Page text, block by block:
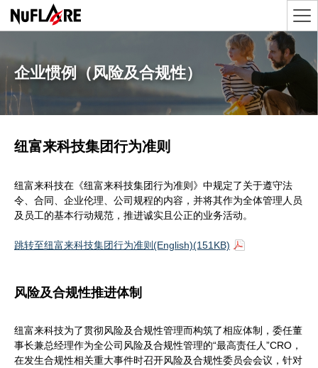
企业惯例（风险及合规性）
纽富来科技集团行为准则
纽富来科技在《纽富来科技集团行为准则》中规定了关于遵守法
令、合同、企业伦理、公司规程的内容，并将其作为全体管理人员
及员工的基本行动规范，推进诚实且公正的业务活动。
跳转至纽富来科技集团行为准则(English)(151KB)
风险及合规性推进体制
纽富来科技为了贯彻风险及合规性管理而构筑了相应体制，委任董
事长兼总经理作为全公司风险及合规性管理的“最高责任人”CRO，
在发生合规性相关重大事件时召开风险及合规性委员会会议，针对